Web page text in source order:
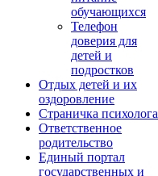
обучающихся
Телефон
доверия для
детей и
подростков
Отдых детей и их
оздоровление
Страничка психолога
Ответственное
родительство
Единый портал
государственных и